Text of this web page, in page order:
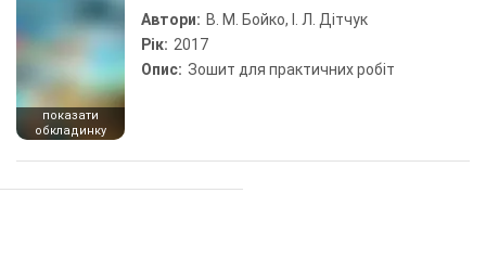
показати
обкладинку
Автори: В. М. Бойко, І. Л. Дітчук
Рік: 2017
Опис: Зошит для практичних робіт